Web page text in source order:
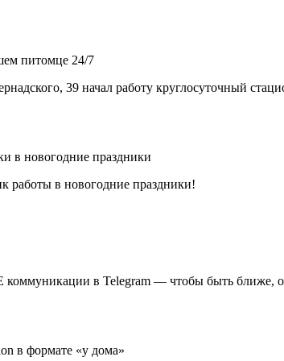
питомце 24/7
39 начал работу круглосуточный
в новогодние праздники
работы в новогодние праздники!
в Telegram — чтобы быть ближе,
в формате «у дома»